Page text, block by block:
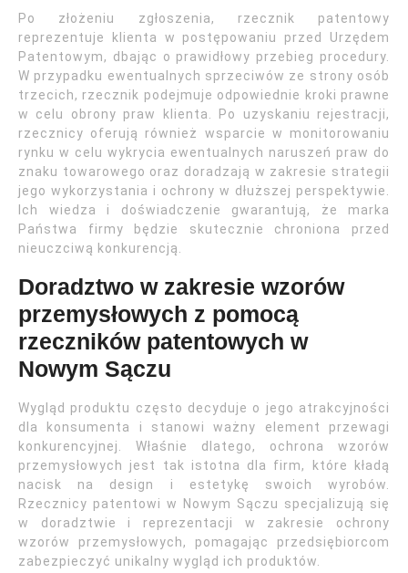
Po złożeniu zgłoszenia, rzecznik patentowy
reprezentuje klienta w postępowaniu przed Urzędem
Patentowym, dbając o prawidłowy przebieg procedury.
W przypadku ewentualnych sprzeciwów ze strony osób
trzecich, rzecznik podejmuje odpowiednie kroki prawne
w celu obrony praw klienta. Po uzyskaniu rejestracji,
rzecznicy oferują również wsparcie w monitorowaniu
rynku w celu wykrycia ewentualnych naruszeń praw do
znaku towarowego oraz doradzają w zakresie strategii
jego wykorzystania i ochrony w dłuższej perspektywie.
Ich wiedza i doświadczenie gwarantują, że marka
Państwa firmy będzie skutecznie chroniona przed
nieuczciwą konkurencją.
Doradztwo w zakresie wzorów
przemysłowych z pomocą
rzeczników patentowych w
Nowym Sączu
Wygląd produktu często decyduje o jego atrakcyjności
dla konsumenta i stanowi ważny element przewagi
konkurencyjnej. Właśnie dlatego, ochrona wzorów
przemysłowych jest tak istotna dla firm, które kładą
nacisk na design i estetykę swoich wyrobów.
Rzecznicy patentowi w Nowym Sączu specjalizują się
w doradztwie i reprezentacji w zakresie ochrony
wzorów przemysłowych, pomagając przedsiębiorcom
zabezpieczyć unikalny wygląd ich produktów.